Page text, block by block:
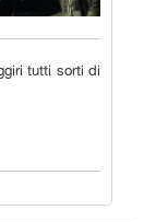
tutti sorti di